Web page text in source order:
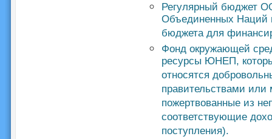
Регулярный бюджет
Объединенных Наций
бюджета для
Фонд окружающей
ресурсы ЮНЕП,
относятся
правительствами
пожертвованные из
соответствующие
поступления).